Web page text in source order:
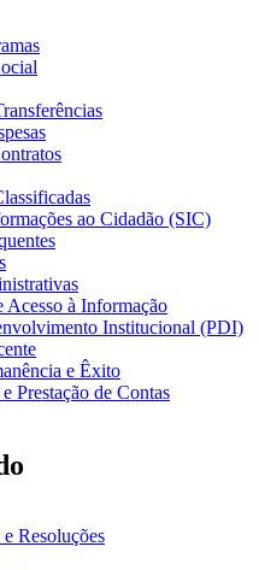
ao Cidadão (SIC)
Acesso à Informação
Institucional (PDI)
e Êxito
Prestação de Contas
Resoluções